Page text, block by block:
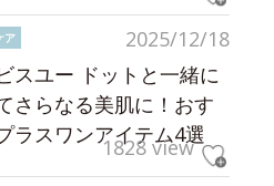
2025/12/18
ア
スユー ドットと一緒に
さらなる美肌に！おす
ラスワンアイテム4選
1828 view